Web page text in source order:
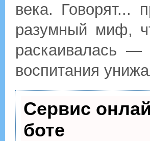
века. Говорят...
разумный миф,
раскаивалась
воспитания
Сервис
боте